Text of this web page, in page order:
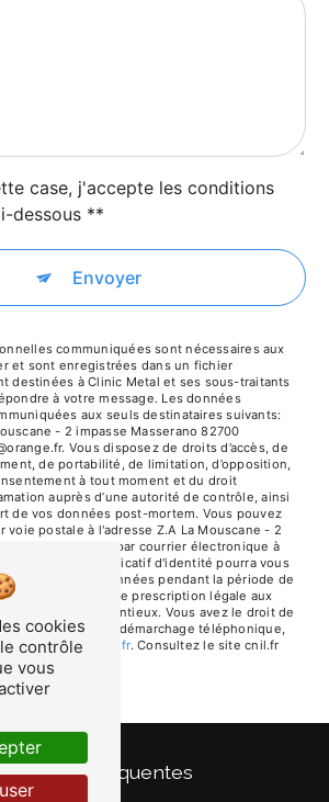
case, j'accepte les conditions
dessous **
Envoyer
communiquées sont nécessaires aux
et sont enregistrées dans un fichier
destinées à Clinic Metal et ses sous-traitants
à votre message. Les données
aux seuls destinataires suivants:
- 2 impasse Masserano 82700
Vous disposez de droits d’accès, de
de portabilité, de limitation, d’opposition,
à tout moment et du droit
auprès d’une autorité de contrôle, ainsi
de vos données post-mortem. Vous pouvez
voie postale à l'adresse Z.A La Mouscane - 2
Montech ou par courrier électronique à
Un justificatif d'identité pourra vous
conservons vos données pendant la période de
pendant la durée de prescription légale aux
gestion des contentieux. Vous avez le droit de
d'opposition au démarchage téléphonique,
Bloctel.gouv.fr. Consultez le site cnil.fr
sur vos droits.
fréquentes
cookies
contrôle
vous